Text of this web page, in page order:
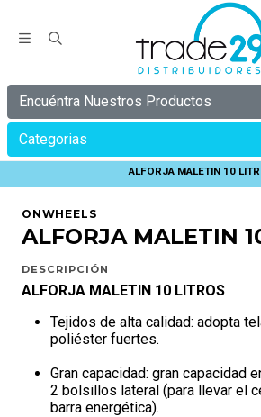
Encuéntra Nuestros Productos
Categorias
Inicio
ALFORJA MALETIN 10
ONWHEELS
ALFORJA MALETIN
DESCRIPCIÓN
ALFORJA MALETIN 10 LITROS
Tejidos de alta calidad: adopta
poliéster fuertes.
Gran capacidad: gran capacidad
2 bolsillos lateral (para llevar el
barra energética).